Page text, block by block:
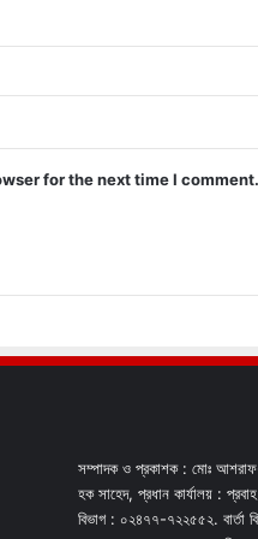
for the next time I comment.
সম্পাদক ও প্রকাশক : মোঃ
হক সাহেদ, প্রধান কার্যালয় :
বিভাগ : ০২৪৭৭-৭২২৫৫২.